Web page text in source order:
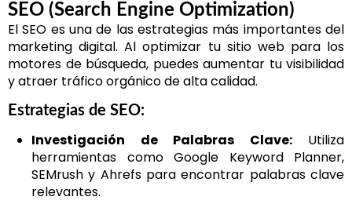
SEO (Search Engine Optimization)
El SEO es una de las estrategias más importantes del
marketing digital. Al optimizar tu sitio web para los
motores de búsqueda, puedes aumentar tu visibilidad
y atraer tráfico orgánico de alta calidad.
Estrategias de SEO:
Investigación de Palabras Clave:Utiliza
herramientas como Google Keyword Planner,
SEMrush y Ahrefs para encontrar palabras clave
relevantes.